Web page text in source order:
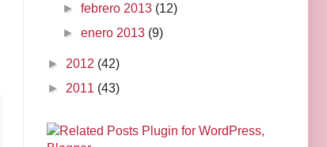
►febrero 2013 (12)
►enero 2013 (9)
► 2012 (42)
► 2011 (43)